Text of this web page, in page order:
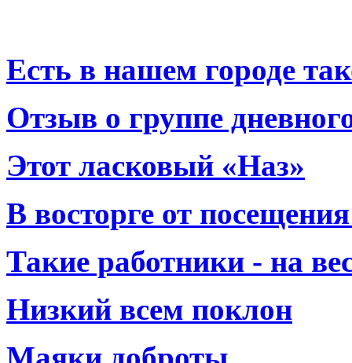
Есть в нашем городе
Отзыв о группе
Этот ласковый «Наз»
В восторге от
Такие работники - на
Низкий всем поклон